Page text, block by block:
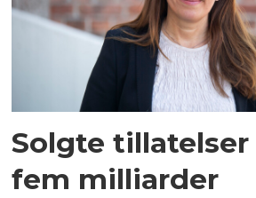
Solgte
fem milliarder